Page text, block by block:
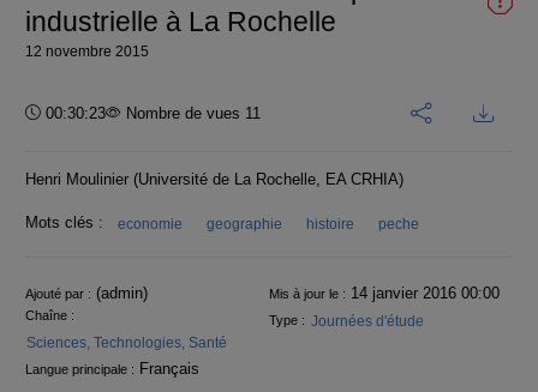
industrielle à La Rochelle
12 novembre 2015
Durée :
00:30:23 Nombre de vues 11
Henri Moulinier (Université de La Rochelle, EA CRHIA)
Mots clés : economie geographie histoire peche
Informations
Ajouté par : (admin) Mis à jour le : 14 janvier 2016 00:00
Chaîne :
Sciences, Technologies, Santé
Type : Journées d'étude
Langue principale : Français